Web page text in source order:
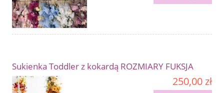
Sukienka Toddler z kokardą ROZMIARY FUKSJA
250,00 zł